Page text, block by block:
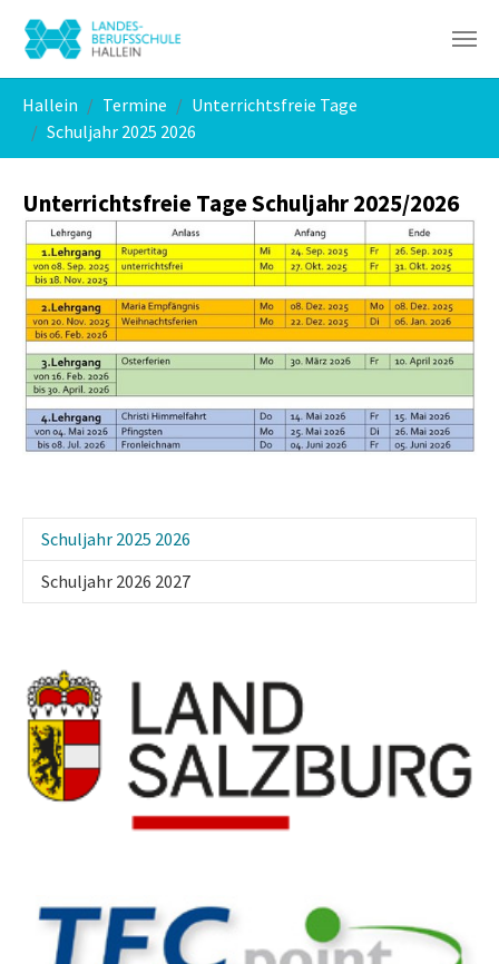
Hallein Termine
Unterrichtsfreie Tage
Schuljahr 2025 2026
Show larger version
Unterrichtsfreie Tage Schuljahr 2025/2026
Schuljahr 2025 2026
Schuljahr 2026 2027